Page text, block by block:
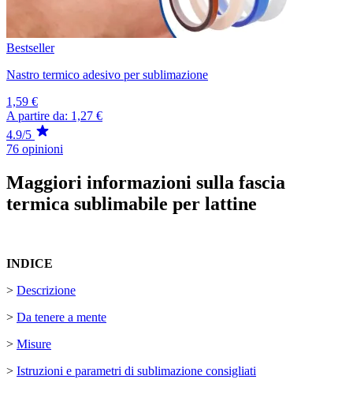
Bestseller
Nastro termico adesivo per sublimazione
1,59 €
A partire da: 1,27 €
4.9/5
76 opinioni
Maggiori informazioni sulla fascia
termica sublimabile per lattine
INDICE
> Descrizione
> Da tenere a mente
> Misure
> Istruzioni e parametri di sublimazione consigliati